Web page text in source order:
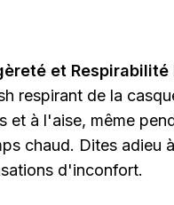
et Respirabilité
respirant de la
et à l'aise, même
chaud. Dites adieu
d'inconfort.